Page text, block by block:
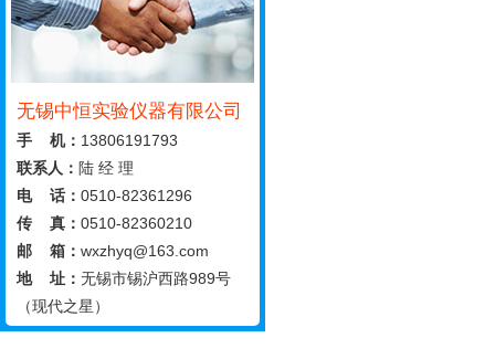
无锡中恒实验仪器有限公司
手 机： 13806191793
联系人： 陆 经 理
电 话： 0510-82361296
传 真： 0510-82360210
邮 箱： wxzhyq@163.com
地 址： 无锡市锡沪西路989号
（现代之星）